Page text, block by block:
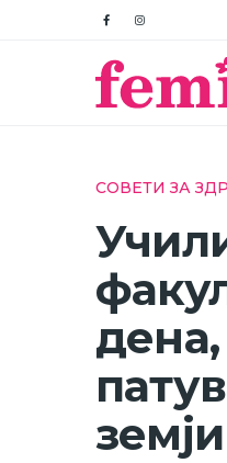
СОВЕТИ ЗА
земји